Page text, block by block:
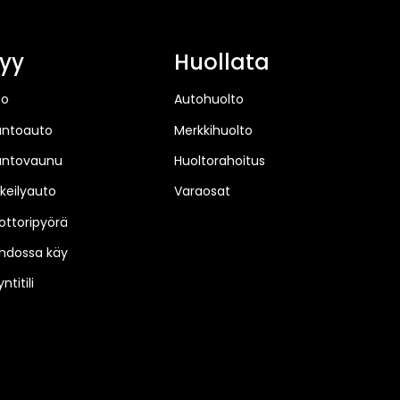
käy
Huollata
Autohuolto
Merkkihuolto
Huoltorahoitus
Varaosat